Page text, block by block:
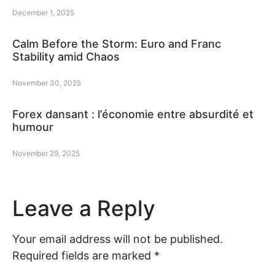
December 1, 2025
Calm Before the Storm: Euro and Franc
Stability amid Chaos
November 30, 2025
Forex dansant : l’économie entre absurdité et
humour
November 29, 2025
Leave a Reply
Your email address will not be published.
Required fields are marked *